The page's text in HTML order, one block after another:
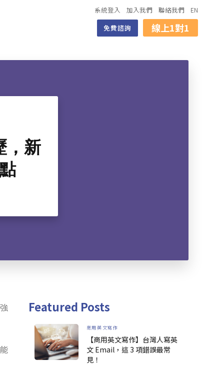
系統登入 加入我們 聯絡我們
EN
免費諮詢
線上1對1
，新
Featured Posts
商用英文寫作
【商用英文寫作】台灣人寫英
文 Email，這 3 項錯誤最常
見！